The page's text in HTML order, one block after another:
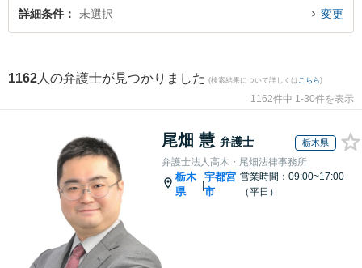
検索したい』『初回相談無料で国際結婚の問題を法律相談できる名古屋市内の
詳細条件 未選択 変更
1162 人の弁護士が見つかりました (検索結果について詳しくは こちら)
1162件中 1-30件を表示
尾畑 慧 弁護士 栃木県
弁護士法人高木・尾畑法律事務所
栃木
県
|
宇都宮
市
営業時間：09:00~17:00
（平日）